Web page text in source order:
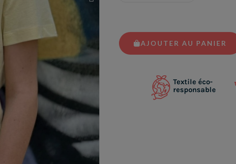
AJOUTER AU PANIER
Textile éco-
responsable